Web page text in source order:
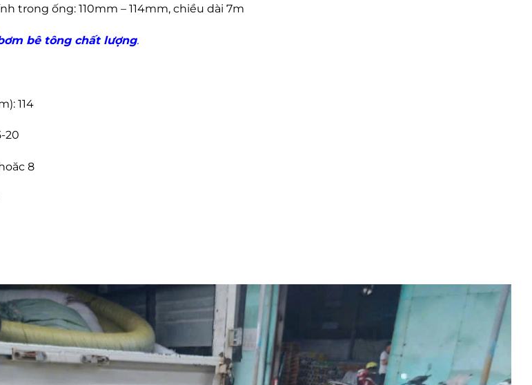
trong ống: 110mm – 114mm, chiều dài 7m
bê tông chất lượng.
114
20
8